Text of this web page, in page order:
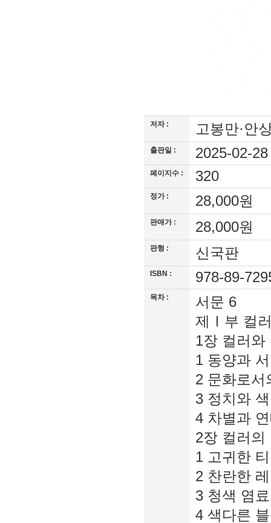
저자 : 고봉만·안
출판일 : 2025-02-
페이지수 : 320
정가 : 28,000원
판매가 : 28,000원
판형 : 신국판
ISBN : 978-89-
목차 :
서문 6
제Ⅰ부 컬
1장 컬러와
1 동양과
2 문화로서
3 정치와
4 차별과
2장 컬러의
1 고귀한
2 찬란한
3 청색 염
4 색다른